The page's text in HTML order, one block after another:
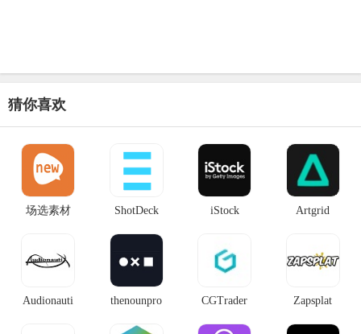
猜你喜欢
场选素材 ShotDeck iStock Artgrid
Audionauti thenounpro CGTrader Zapsplat